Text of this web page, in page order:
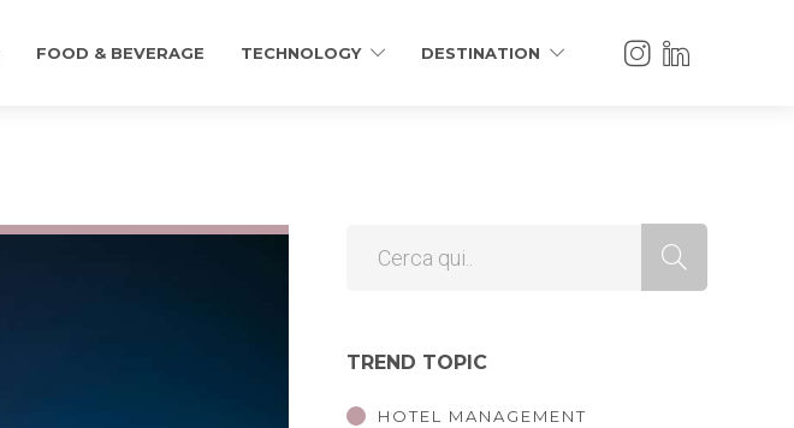
FOOD & BEVERAGE TECHNOLOGY DESTINATION
TREND TOPIC
HOTEL MANAGEMENT